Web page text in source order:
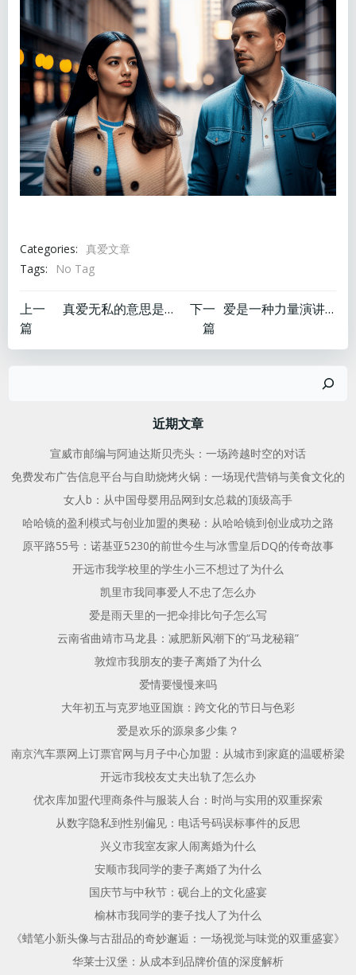
Categories: 真爱文章
Tags:
No Tag
文
章
上一
篇
真爱无私的意思是什么
文
章
航
下一
篇
爱是一种力量演讲稿
近期文章
宣威市邮编与阿迪达斯贝壳头：一场跨越时空的对话
免费发布广告信息平台与自助烧烤火锅：一场现代营销与美食文化的
女人b：从中国母婴用品网到女总裁的顶级高手
哈哈镜的盈利模式与创业加盟的奥秘：从哈哈镜到创业成功之路
原平路55号：诺基亚5230的前世今生与冰雪皇后DQ的传奇故事
开远市我学校里的学生小三不想过了为什么
凯里市我同事爱人不忠了怎么办
爱是雨天里的一把伞排比句子怎么写
云南省曲靖市马龙县：减肥新风潮下的“马龙秘籍”
敦煌市我朋友的妻子离婚了为什么
爱情要慢慢来吗
大年初五与克罗地亚国旗：跨文化的节日与色彩
爱是欢乐的源泉多少集？
南京汽车票网上订票官网与月子中心加盟：从城市到家庭的温暖桥梁
开远市我校友丈夫出轨了怎么办
优衣库加盟代理商条件与服装人台：时尚与实用的双重探索
从数字隐私到性别偏见：电话号码误标事件的反思
兴义市我室友家人闹离婚为什么
安顺市我同学的妻子离婚了为什么
国庆节与中秋节：砚台上的文化盛宴
榆林市我同学的妻子找人了为什么
《蜡笔小新头像与古甜品的奇妙邂逅：一场视觉与味觉的双重盛宴》
华莱士汉堡：从成本到品牌价值的深度解析